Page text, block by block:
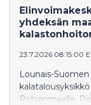
Österbotten,
Satakunta,
Tavastland,
yhdeksän
23.7.2026 08:15:00
Lounais-
Pohjanmaalle,